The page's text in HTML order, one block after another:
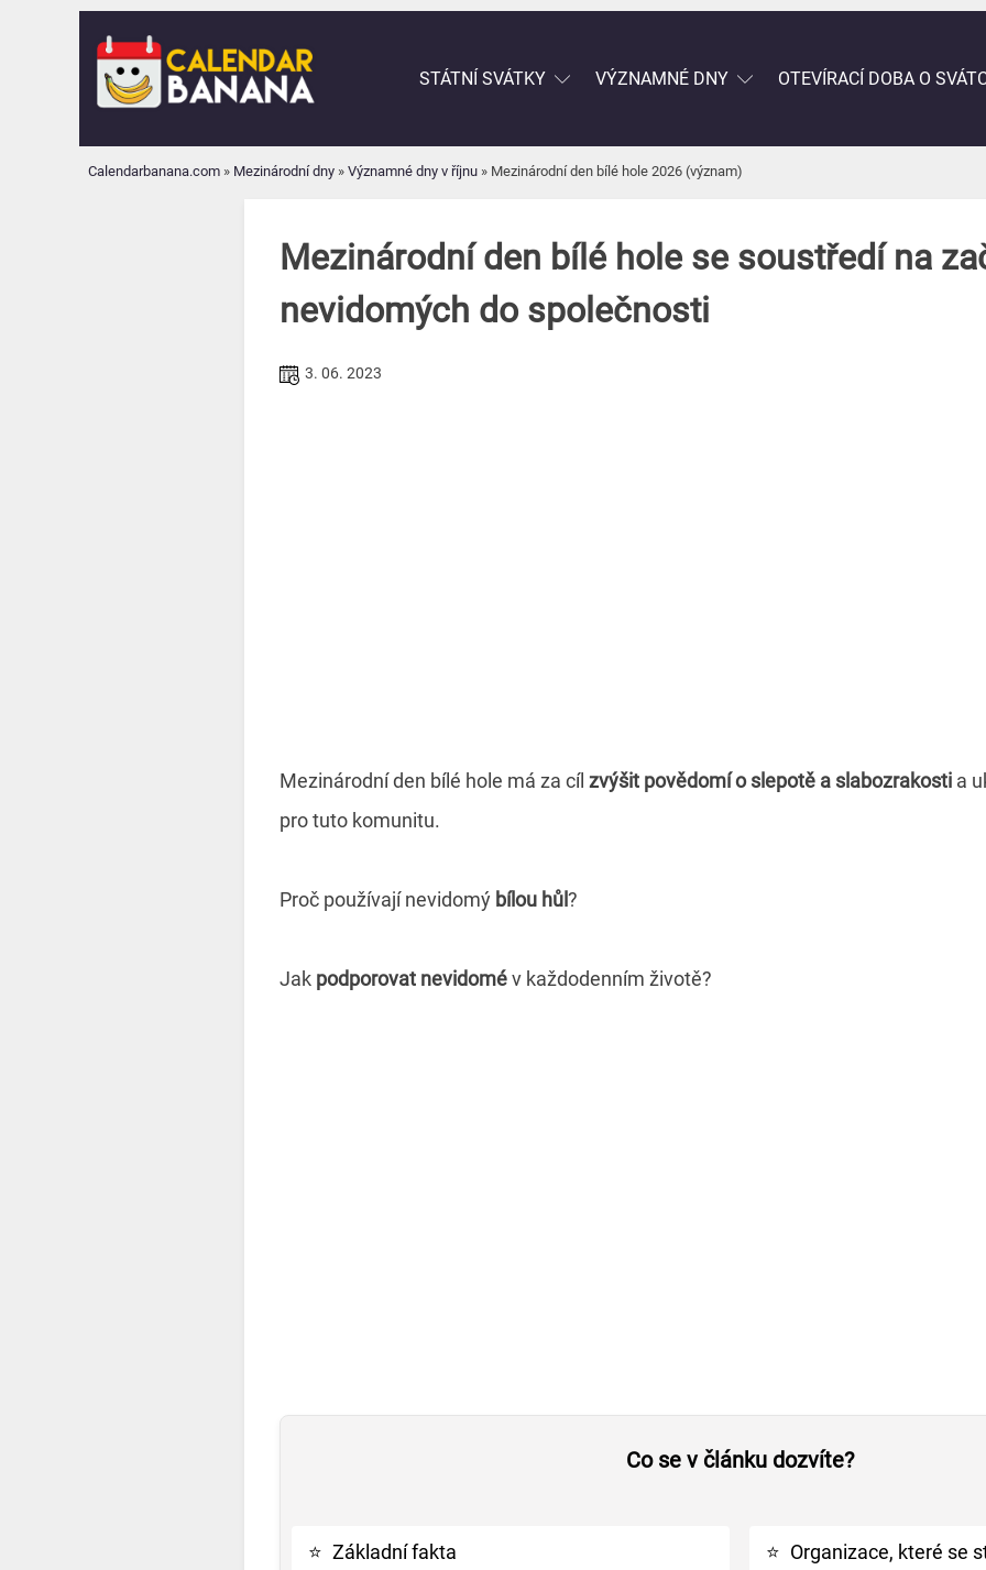
STÁTNÍ SVÁTKY VÝZNAMNÉ DNY OTEVÍRACÍ DOBA O
Calendarbanana.com » Mezinárodní dny » Významné dny v říjnu » Mezinárodní den bílé hole 2026 (význam)
Mezinárodní den bílé hole se soustředí na
nevidomých do společnosti
3. 06. 2023
Mezinárodní den bílé hole má za cíl zvýšit povědomí o slepotě a slabozrakosti a
pro tuto komunitu.
Proč používají nevidomý bílou hůl?
Jak podporovat nevidomév každodenním životě?
Co se v článku dozvíte?
⭐ Základní fakta ⭐ Organizace, které se